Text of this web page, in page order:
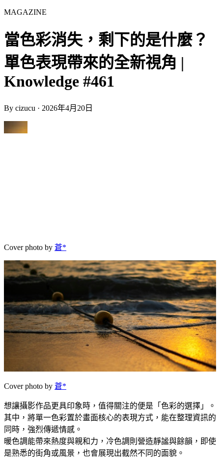
MAGAZINE
當色彩消失，剩下的是什麼？
單色表現帶來的全新視角 |
Knowledge #461
By cizucu · 2026年4月20日
Cover photo by 蒼*
Cover photo by 蒼*
想讓攝影作品更具印象時，值得關注的便是「色彩的選擇」。
其中，將單一色彩置於畫面核心的表現方式，能在整理資訊的
同時，強烈傳遞情感。
暖色調能帶來熱度與親和力，冷色調則營造靜謐與餘韻，即使
是熟悉的街角或風景，也會展現出截然不同的面貌。